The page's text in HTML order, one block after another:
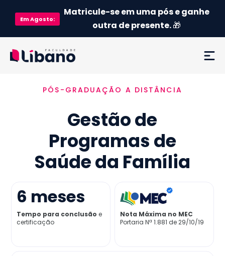
EmAgosto:
Matricule-se em uma pós e ganhe
outra de presente.🎁
Ementa
Como funciona
Credenciamento MEC
Já sou aluno
PÓS-GRADUAÇÃO A DISTÂNCIA
Gestão de
Programas de
Saúde da Família
6 meses
Tempo para conclusão e
certificação
Nota Máxima no MEC
Portaria Nª 1.881 de 29/10/19